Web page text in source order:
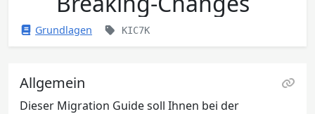
Grundlagen KIC7K
Allgemein
Dieser Migration Guide soll Ihnen bei der